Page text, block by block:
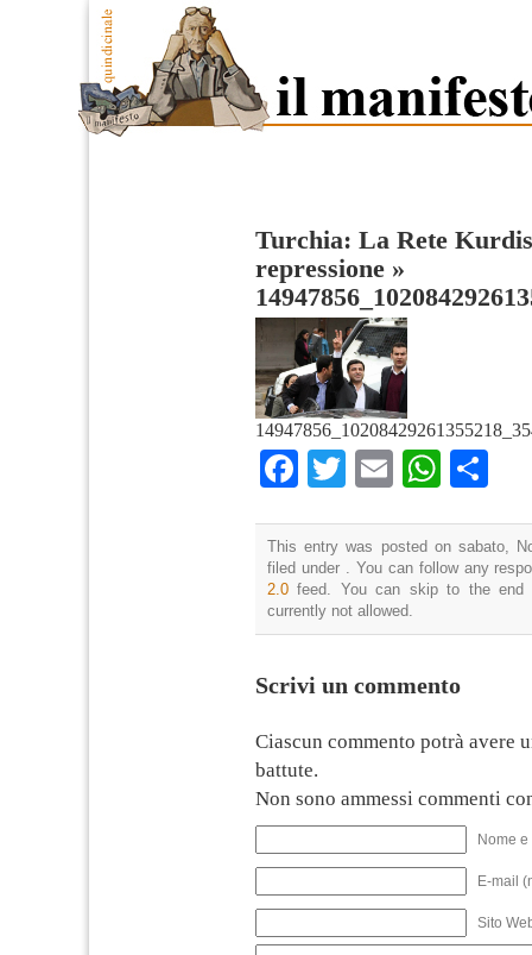
Turchia: La Rete
repressione »
Facebook
TwitterEmail
This entry was posted on sabato,
filed under . You can follow any
2.0 feed. You can skip to the end
currently not allowed.
Scrivi un commento
Ciascun commento potrà avere
battute.
Non sono ammessi commenti
Nome
E-mail
Sito